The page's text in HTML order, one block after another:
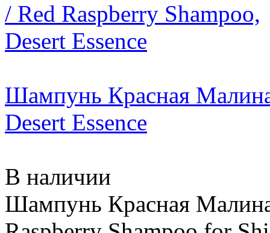
Шампунь Красная
Desert Essence
В наличии
Шампунь Красная